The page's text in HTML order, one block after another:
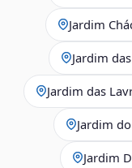
Jardim
Jardim
Jardim das
Jardim
Jardim